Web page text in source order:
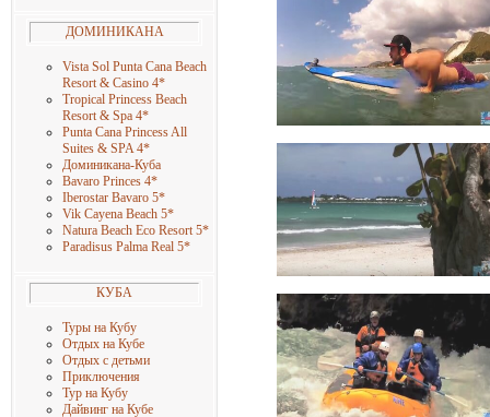
ДОМИНИКАНА
Vista Sol Punta Cana Beach
Resort & Casino 4*
Tropical Princess Beach
Resort & Spa 4*
Punta Cana Princess All
Suites & SPA 4*
Доминикана-Куба
Bavaro Princes 4*
Iberostar Bavaro 5*
Vik Cayena Beach 5*
Natura Beach Eco Resort 5*
Paradisus Palma Real 5*
КУБА
Туры на Кубу
Отдых на Кубе
Отдых с детьми
Приключения
Тур на Кубу
Дайвинг на Кубе